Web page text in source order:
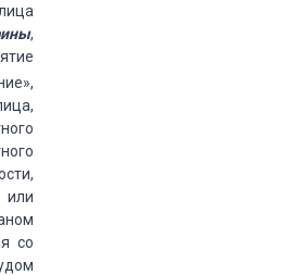
,
или
со